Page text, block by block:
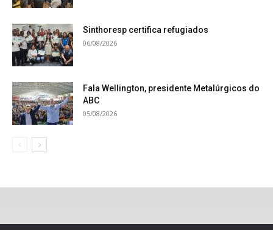
Sinthoresp certifica refugiados
06/08/2026
Fala Wellington, presidente Metalúrgicos do
ABC
05/08/2026